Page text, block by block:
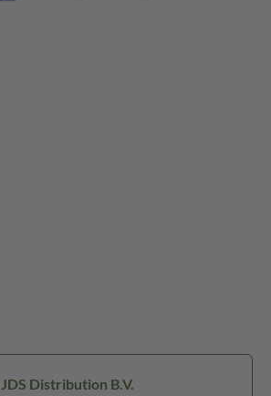
Distribution B.V.